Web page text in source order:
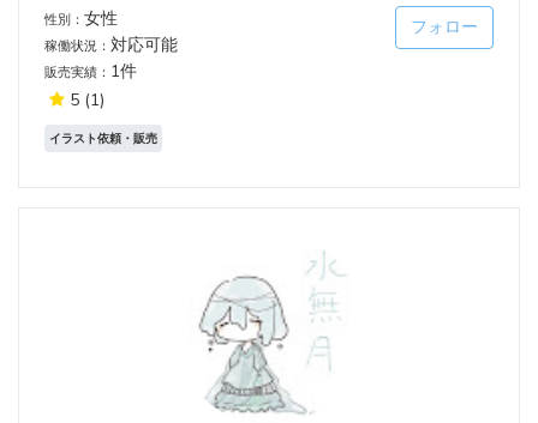
性別： 女性
稼働状況： 対応可能
販売実績： 1件
5 (1)
フォロー
イラスト依頼・販売